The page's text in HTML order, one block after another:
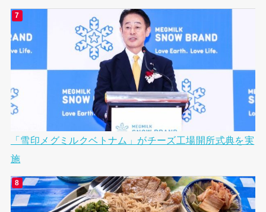
「雪印メグミルクベトナム」がチーズ工場開所式典を実
施